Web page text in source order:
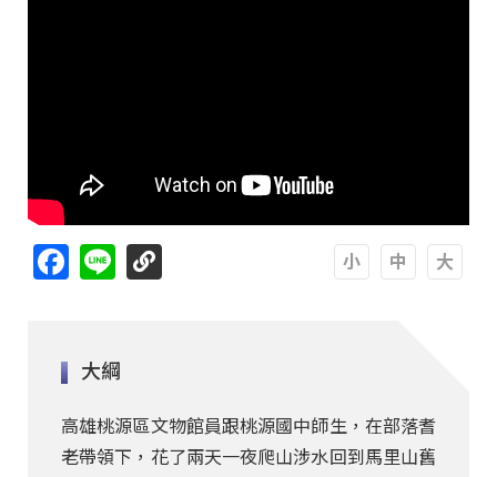
Facebook
Line
大綱
高雄桃源區文物館員跟桃源國中師生，在部落耆
老帶領下，花了兩天一夜爬山涉水回到馬里山舊